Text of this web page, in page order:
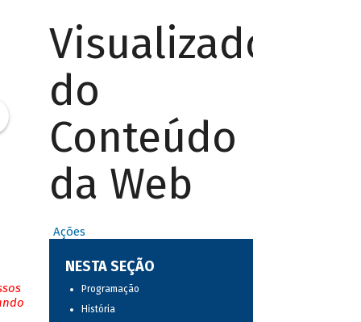
Visualizador
do
Conteúdo
da Web
Ações
NESTA SEÇÃO
Programação
História